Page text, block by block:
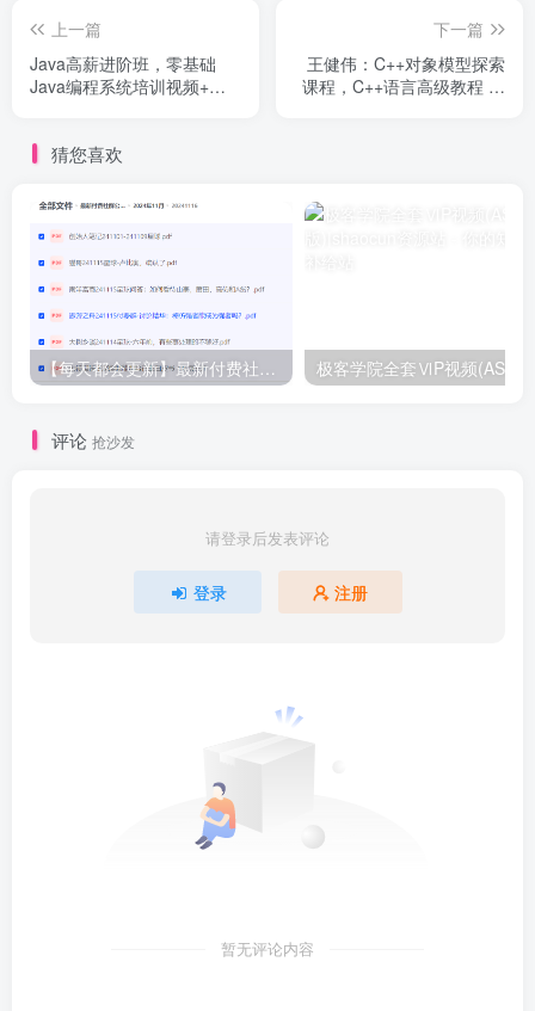
020.Tengine动静分离httpsSSL非对称加密2.mp4
021.NginxOpenSSL自签名证书xcaFastDFS介绍1.mp4
021.NginxOpenSSL自签名证书xcaFastDFS介绍2.mp4
022.FastDFS部署原理整合NginxJavaAPI1.mp4
023.Spring容器初始化过程.mp4
024.高并发负载均衡-网络协议原理2.mp4
025.高并发负载均衡-LVS的DR，TUN，NAT模型推导
026.高并发负载均衡-LVS的DR模型试验搭建1.mp4
027.SpringEnvironment原理.mp4
上一篇
Java高薪进阶班，零基础
Java编程系统培训视频+资
下一篇
王健伟：C++对象模型探索
课程，C++语言高级教程 价
猜您喜欢
【每天都会更新】最新付费社群公众号文章 极客学院全套ⅥP视频(AS版)
评论 抢沙发
请登录后发表评论
登录 注册
暂无评论内容